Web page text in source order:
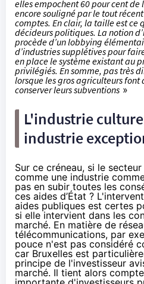
elles empochent 60 pour cent de
encore souligné par le tout
comptes. En clair, la taille est ce
décideurs politiques. La notion
procède d’un lobbying
d’industries supplétives pour
en place le système existant au
privilégiés. En somme, pas très
lorsque les gros agriculteurs font
conserver leurs subventions »
L'industrie
industrie
Sur ce créneau, si le
comme une industrie
pas en subir toutes les
ces aides d’État ?
aides publiques est certes
si elle intervient dans les
marché. En matière de
télécommunications, par
pouce n'est pas considéré
car Bruxelles est
principe de l'investisseur
marché. Il tient alors